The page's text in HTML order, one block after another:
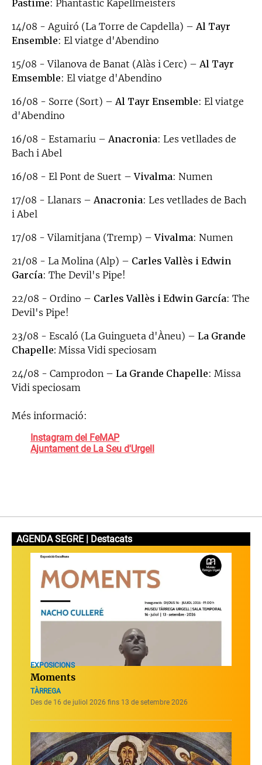
Pastime: Phantastic Kapellmeisters
14/08 - Aguiró (La Torre de Capdella) – Al Tayr
Ensemble: El viatge d'Abendino
15/08 - Vilanova de Banat (Alàs i Cerc) – Al Tayr
Emsemble: El viatge d'Abendino
16/08 - Sorre (Sort) – Al Tayr Ensemble: El viatge
d'Abendino
16/08 - Estamariu – Anacronia: Les vetllades de
Bach i Abel
16/08 - El Pont de Suert –Vivalma: Numen
17/08 - Llanars – Anacronia: Les vetllades de Bach
i Abel
17/08 - Vilamitjana (Tremp) –Vivalma: Numen
21/08 - La Molina (Alp) – Carles Vallès i Edwin
García: The Devil's Pipe!
22/08 - Ordino – Carles Vallès i Edwin García: The
Devil's Pipe!
23/08 - Escaló (La Guingueta d'Àneu) – La Grande
Chapelle: Missa Vidi speciosam
24/08 - Camprodon – La Grande Chapelle: Missa
Vidi speciosam
Més informació:
Instagram del FeMAP
Ajuntament de La Seu d'Urgell
AGENDA SEGRE | Destacats
EXPOSICIONS
Moments
TÀRREGA
Des de 16 de juliol 2026 fins 13 de setembre 2026